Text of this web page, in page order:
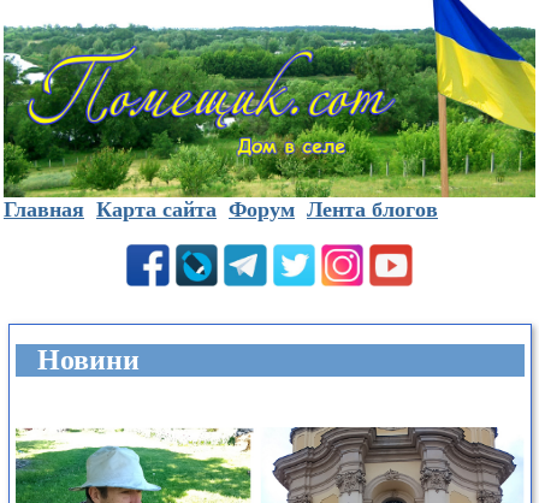
Главная Карта сайта Форум Лента блогов
Новини